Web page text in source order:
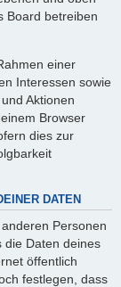
Board betreiben
einer
Interessen sowie
Aktionen
Browser
dies zur
DATEN
Personen
die Daten deines
öffentlich
festlegen, dass